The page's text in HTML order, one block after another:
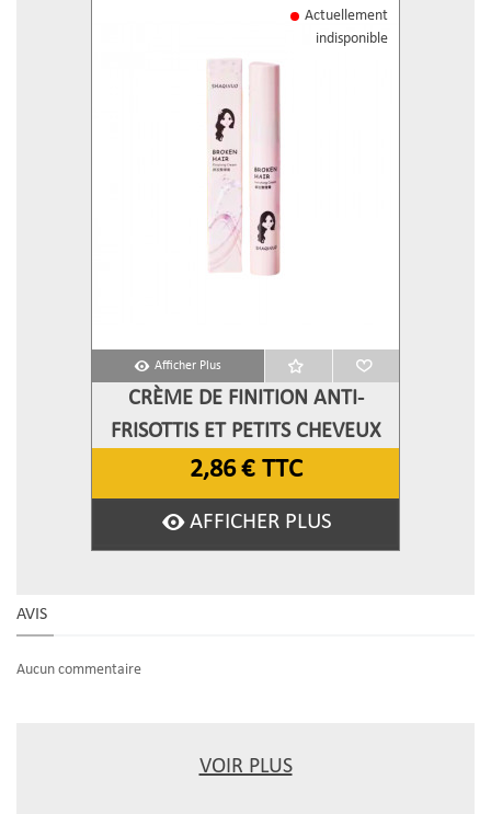
Actuellement
indisponible
Afficher Plus
CRÈME DE FINITION ANTI-
FRISOTTIS ET PETITS CHEVEUX
REBELLES - SHAQINUO
2,86 € TTC
AFFICHER PLUS
AVIS
Aucun commentaire
VOIR PLUS